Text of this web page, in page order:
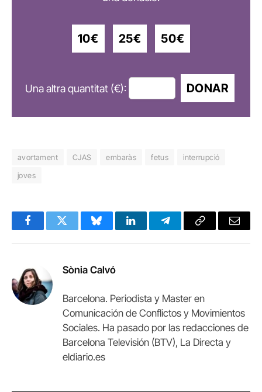
10€ 25€ 50€
Una altra quantitat (€): DONAR
avortament CJAS embaràs fetus
interrupció
joves
FacebookTwitter BlueskyLinkedInTelegramCopy
Email
Sònia Calvó
Barcelona. Periodista y Master en
Comunicación de Conflictos y Movimientos
Sociales. Ha pasado por las redacciones de
Barcelona Televisión (BTV), La Directa y
eldiario.es